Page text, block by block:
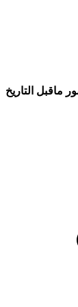
ماقبل التاريخ